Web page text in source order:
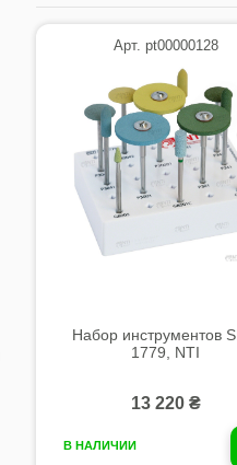
Арт. pt00000128
Набор инструментов
1779, NTI
13 220 ₴
В НАЛИЧИИ